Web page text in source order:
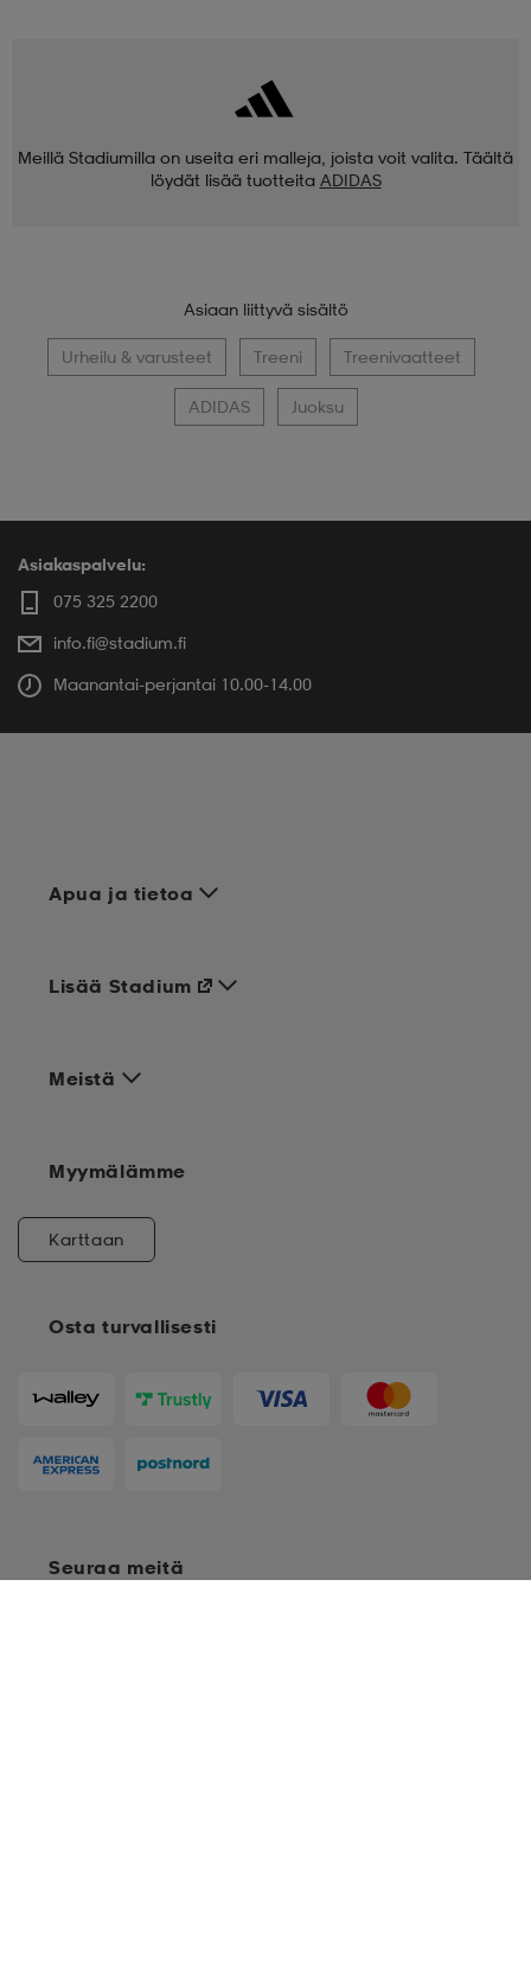
Meillä Stadiumilla on useita eri malleja, joista voit valita. Täältä
löydät lisää tuotteita ADIDAS
Asiaan liittyvä sisältö
Urheilu & varusteet Treeni Treenivaatteet
ADIDAS Juoksu
Asiakaspalvelu:
075 325 2200
info.fi@stadium.fi
Maanantai-perjantai 10.00-14.00
Apua ja tietoa
Meistä
Osta turvallisesti
Lisää Stadium
Myymälämme
Karttaan
Seuraa meitä